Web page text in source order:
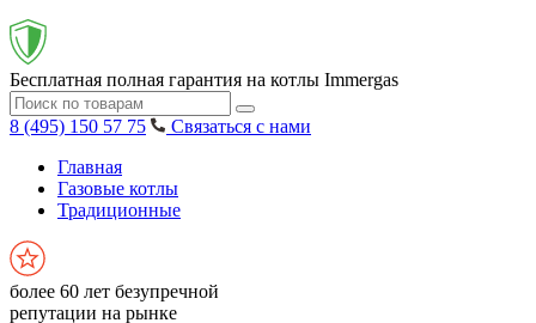
Бесплатная полная гарантия на котлы Immergas
8 (495) 150 57 75
Связаться с нами
Главная
Газовые котлы
Традиционные
более 60 лет безупречной
репутации на рынке